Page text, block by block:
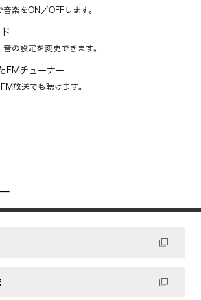
楽をON／OFFします。
の設定を変更できます。
FMチューナー
放送でも聴けます。